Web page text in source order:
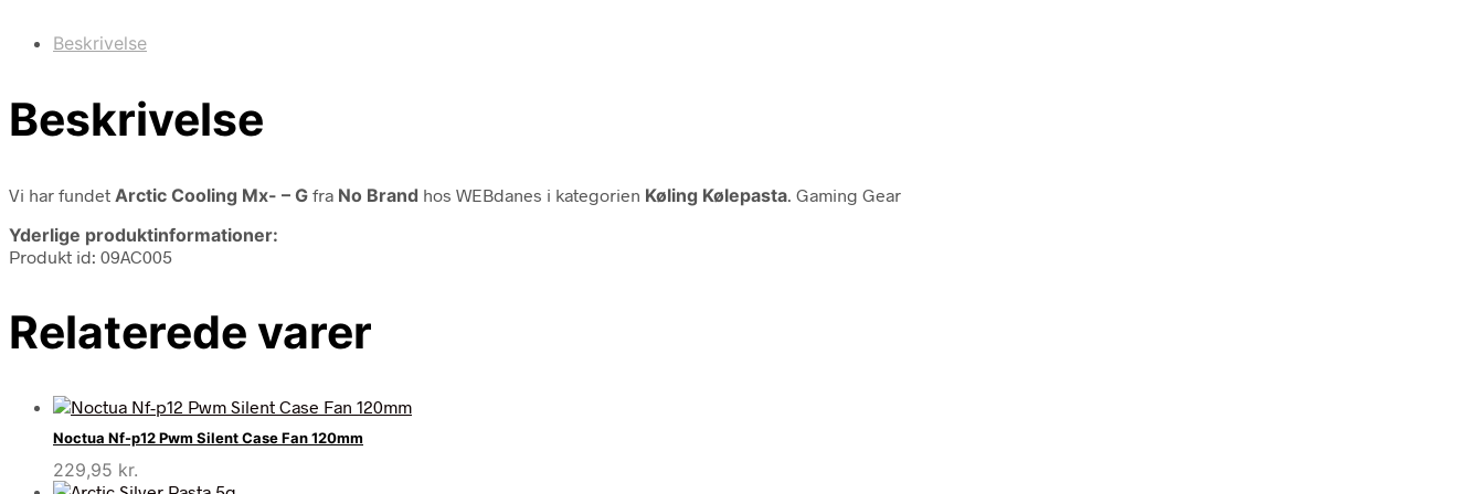
Beskrivelse
Beskrivelse
Vi har fundet Arctic Cooling Mx- – G fra No Brand hos WEBdanes i kategorien Køling Kølepasta . Gaming Gear
Yderlige produktinformationer:
Produkt id: 09AC005
Relaterede varer
Noctua Nf-p12 Pwm Silent Case Fan 120mm
229,95 kr.